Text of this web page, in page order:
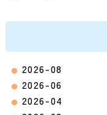
2026-08
2026-06
2026-04